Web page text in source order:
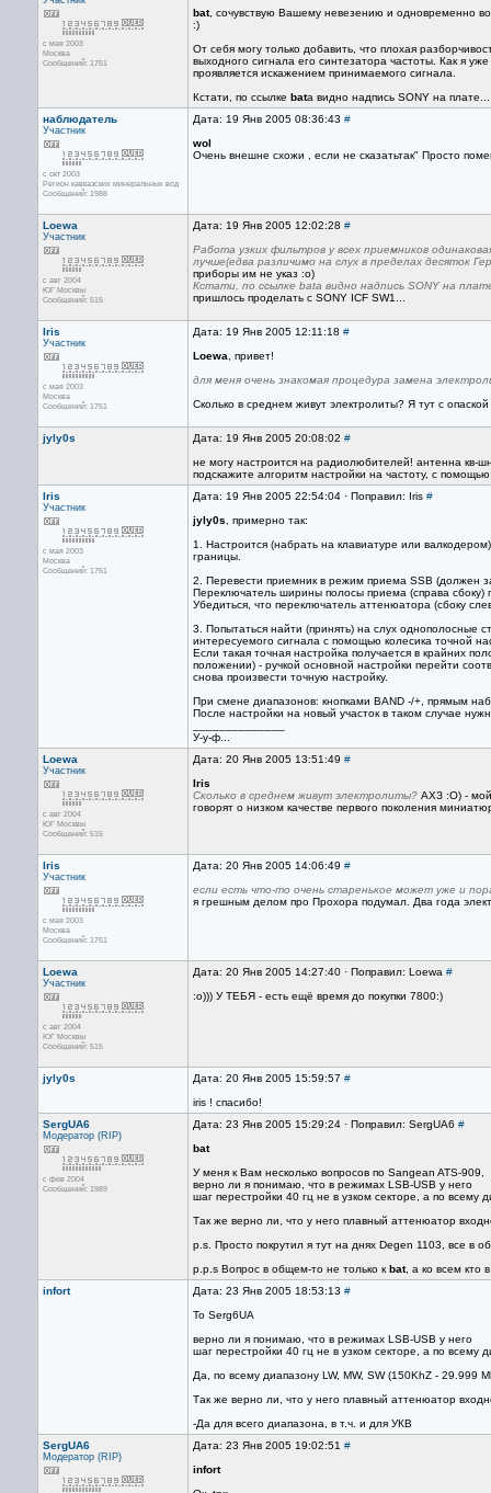
с мая 2003
Москва
Сообщений: 1751
bat, сочувствую Вашему невезению и одновременно
:)
От себя могу только добавить, что плохая
выходного сигнала его синтезатора частоты. Как я
проявляется искажением принимаемого сигнала.
Кстати, по ссылке batа видно надпись SONY на плате...
наблюдатель
Участник
с окт 2003
Регион кавказских минеральных вод
Сообщений: 1988
Дата: 19 Янв 2005 08:36:43 #
wol
Очень внешне схожи , если не сказатьтак" Просто
Loewa
Участник
с авг 2004
ЮГ Москвы
Сообщений: 515
Дата: 19 Янв 2005 12:02:28 #
Работа узких фильтров у всех приемников
лучше(едва различимо на слух в пределах десяток
приборы им не указ :о)
Кстати, по ссылке batа видно надпись SONY на
пришлось проделать с SONY ICF SW1...
Iris
Участник
с мая 2003
Москва
Сообщений: 1751
Дата: 19 Янв 2005 12:11:18 #
Loewa , привет!
для меня очень знакомая процедура замена
Сколько в среднем живут электролиты? Я тут с
jyly0s Дата: 19 Янв 2005 20:08:02 #
не могу настроится на радиолюбителей! антенна кв-
подскажите алгоритм настройки на частоту, с
Iris
Участник
с мая 2003
Москва
Сообщений: 1751
Дата: 19 Янв 2005 22:54:04 · Поправил: Iris #
jyly0s , примерно так:
1. Настроится (набрать на клавиатуре или
границы.
2. Перевести приемник в режим приема SSB (должен
Переключатель ширины полосы приема (справа сбоку)
Убедиться, что переключатель аттенюатора (сбоку
3. Попытаться найти (принять) на слух
интересуемого сигнала с помощью колесика точной
Если такая точная настройка получается в крайних
положении) - ручкой основной настройки перейти
снова произвести точную настройку.
При смене диапазонов: кнопками BAND -/+, прямым
После настройки на новый участок в таком случае
У-у-ф...
Loewa
Участник
с авг 2004
ЮГ Москвы
Сообщений: 515
Дата: 20 Янв 2005 13:51:49 #
Iris
Сколько в среднем живут электролиты? АХЗ :О) - мой
говорят о низком качестве первого поколения
Iris
Участник
с мая 2003
Москва
Сообщений: 1751
Дата: 20 Янв 2005 14:06:49 #
если есть что-то очень старенькое может уже и
я грешным делом про Прохора подумал. Два года
Loewa
Участник
с авг 2004
ЮГ Москвы
Сообщений: 515
Дата: 20 Янв 2005 14:27:40 · Поправил: Loewa #
:о))) У ТЕБЯ - есть ещё время до покупки 7800:)
jyly0s Дата: 20 Янв 2005 15:59:57 #
iris ! спасибо!
SergUA6
Модератор (RIP)
с фев 2004
Сообщений: 1989
Дата: 23 Янв 2005 15:29:24 · Поправил: SergUA6 #
bat
У меня к Вам несколько вопросов по Sangean ATS-909,
верно ли я понимаю, что в режимах LSB-USB у него
шаг перестройки 40 гц не в узком секторе, а по всему
Так же верно ли, что у него плавный аттенюатор
p.s. Просто покрутил я тут на днях Degen 1103, все в
p.p.s Вопрос в общем-то не только к bat, а ко всем кто
infort
Дата: 23 Янв 2005 18:53:13 #
To Serg6UA
верно ли я понимаю, что в режимах LSB-USB у него
шаг перестройки 40 гц не в узком секторе, а по всему
Да, по всему диапазону LW, MW, SW (150KhZ - 29.999
Так же верно ли, что у него плавный аттенюатор
-Да для всего диапазона, в т.ч. и для УКВ
SergUA6
Модератор (RIP)
Дата: 23 Янв 2005 19:02:51 #
infort